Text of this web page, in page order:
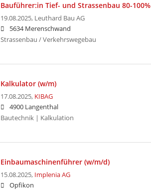
Bauführer:in Tief- und Strassenbau 80-100%
19.08.2025, Leuthard Bau AG
5634 Merenschwand
Strassenbau / Verkehrswegebau
Kalkulator (w/m)
17.08.2025, KIBAG
4900 Langenthal
Bautechnik | Kalkulation
Einbaumaschinenführer (w/m/d)
15.08.2025, Implenia AG
Opfikon